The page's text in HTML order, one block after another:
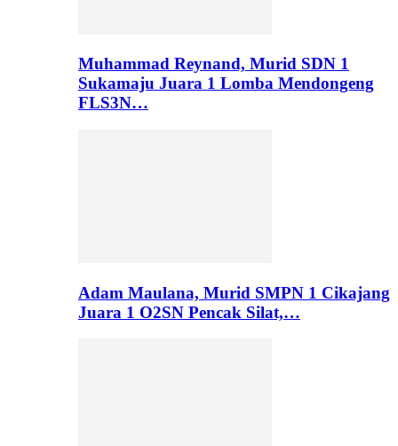
Muhammad Reynand, Murid SDN 1
Sukamaju Juara 1 Lomba Mendongeng
FLS3N…
Adam Maulana, Murid SMPN 1 Cikajang
Juara 1 O2SN Pencak Silat,…